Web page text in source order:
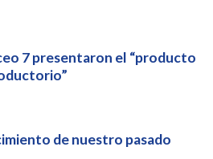
7 presentaron el “producto
de nuestro pasado